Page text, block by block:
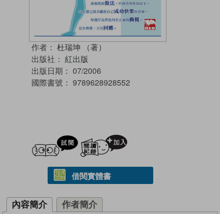
作者： 杜瑞坤 （著）
出版社： 紅出版
出版日期： 07/2006
國際書號： 9789628928552
試閲
借閱實體書
內容簡介 作者簡介